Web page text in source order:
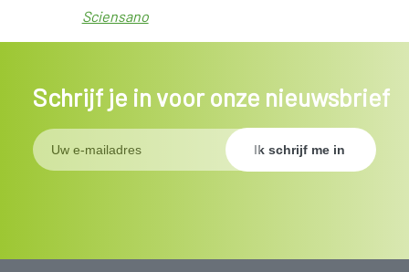
Sciensano
Schrijf je in voor onze nieuwsbrief